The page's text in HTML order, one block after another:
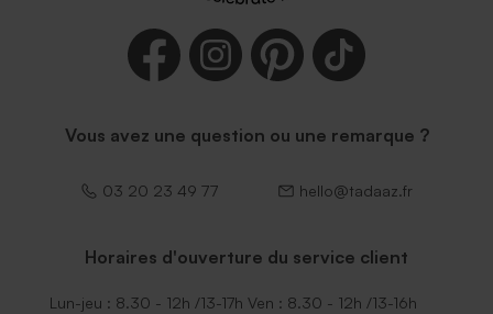
Vous avez une question ou une remarque ?
03 20 23 49 77 hello@tadaaz.fr
Horaires d'ouverture du service client
Lun-jeu : 8.30 - 12h /13-17h Ven : 8.30 - 12h /13-16h